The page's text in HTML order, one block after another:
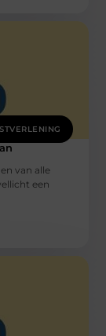
van alle
een